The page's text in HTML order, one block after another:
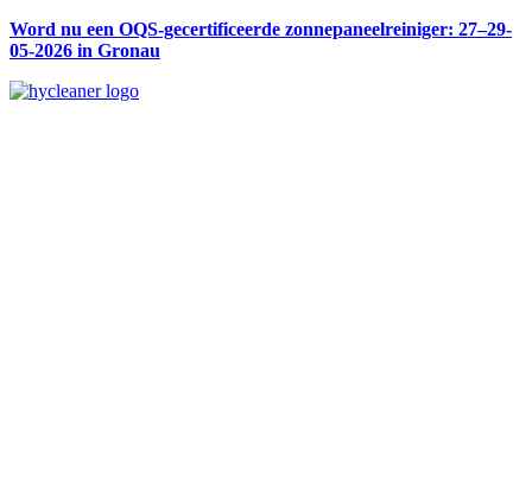
Word nu een OQS-gecertificeerde zonnepaneelreiniger: 27–29-
05-2026 in Gronau